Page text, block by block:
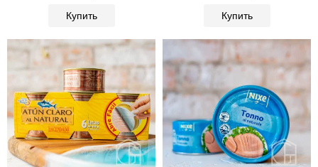
Купить
Купить